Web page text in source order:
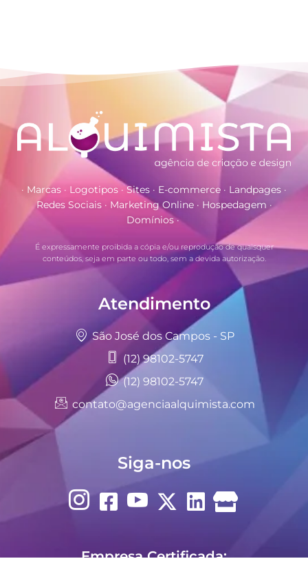
· Marcas · Logotipos · Sites · E-commerce · Landpages ·
Redes Sociais · Marketing Online · Hospedagem ·
Domínios ·
É expressamente proibida a cópia e/ou reprodução de quaisquer
conteúdos, seja em parte ou todo, sem a devida autorização.
Atendimento
São José dos Campos - SP
(12) 98102-5747
(12) 98102-5747
contato@agenciaalquimista.com
Siga-nos
Empresa Certificada: